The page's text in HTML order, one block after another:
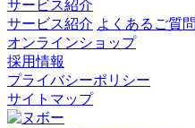
サービス紹介
サービス紹介 よくあるご質問
オンラインショップ
採用情報
プライバシーポリシー
サイトマップ